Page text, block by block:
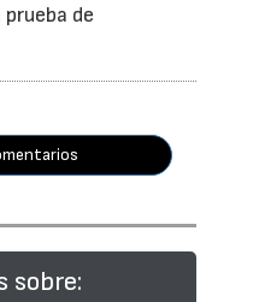
de
sobre: